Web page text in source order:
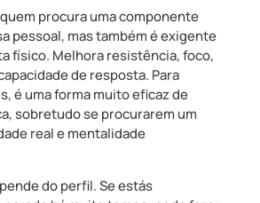
procura uma componente
pessoal, mas também é exigente
físico. Melhora resistência, foco,
de resposta. Para
é uma forma muito eficaz de
sobretudo se procurarem um
real e mentalidade
do perfil. Se estás